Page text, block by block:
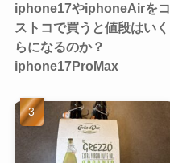
iphone17やiphoneAirをコ
ストコで買うと値段はいく
らになるのか？
iphone17ProMax